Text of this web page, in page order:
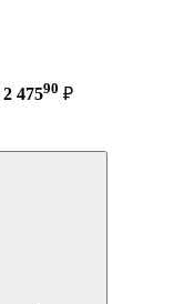
2 47590 ₽